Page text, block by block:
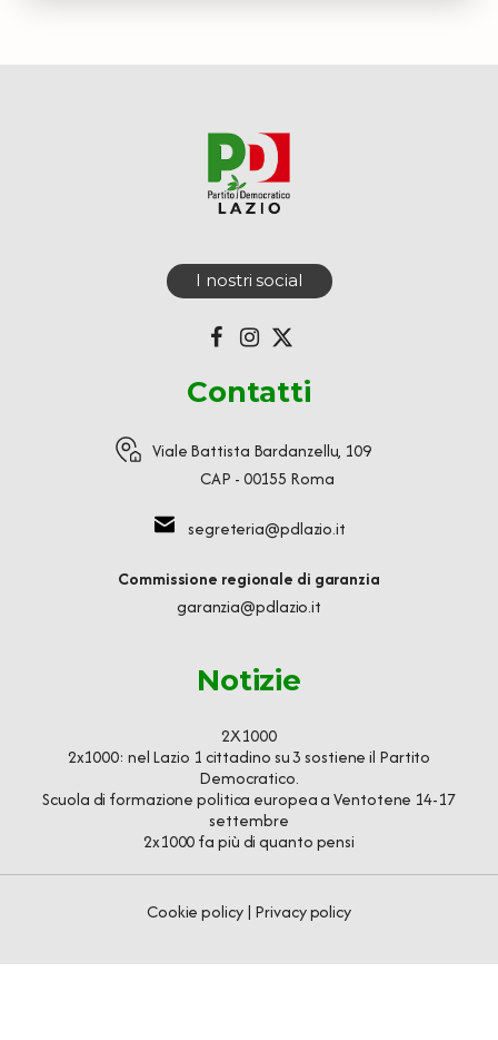
I nostri social
Contatti
Viale Battista Bardanzellu, 109
CAP - 00155 Roma
segreteria@pdlazio.it
Commissione regionale di garanzia
garanzia@pdlazio.it
Notizie
2X1000
2x1000: nel Lazio 1 cittadino su 3 sostiene il Partito
Democratico.
Scuola di formazione politica europea a Ventotene 14-17
settembre
2x1000 fa più di quanto pensi
Cookie policy| Privacy policy